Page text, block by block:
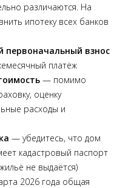
различаются. На
ипотеку всех банков
первоначальный взнос
платёж
— помимо
оценку
расходы и
— убедитесь, что дом
кадастровый паспорт
не выдаётся)
2026 года общая